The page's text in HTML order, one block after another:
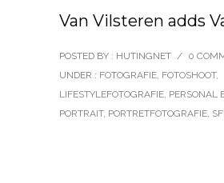
Van Vilsteren adds
POSTED BY : HUTINGNET / 0
UNDER : FOTOGRAFIE, FOTOSHOOT,
LIFESTYLEFOTOGRAFIE, PERSONAL
PORTRAIT, PORTRETFOTOGRAFIE,